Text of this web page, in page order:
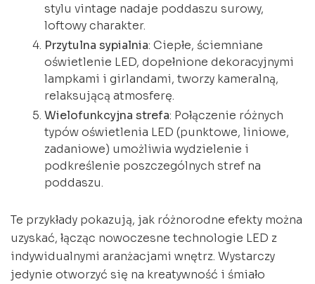
stylu vintage nadaje poddaszu surowy,
loftowy charakter.
Przytulna sypialnia: Ciepłe, ściemniane
oświetlenie LED, dopełnione dekoracyjnymi
lampkami i girlandami, tworzy kameralną,
relaksującą atmosferę.
Wielofunkcyjna strefa: Połączenie różnych
typów oświetlenia LED (punktowe, liniowe,
zadaniowe) umożliwia wydzielenie i
podkreślenie poszczególnych stref na
poddaszu.
Te przykłady pokazują, jak różnorodne efekty można
uzyskać, łącząc nowoczesne technologie LED z
indywidualnymi aranżacjami wnętrz. Wystarczy
jedynie otworzyć się na kreatywność i śmiało